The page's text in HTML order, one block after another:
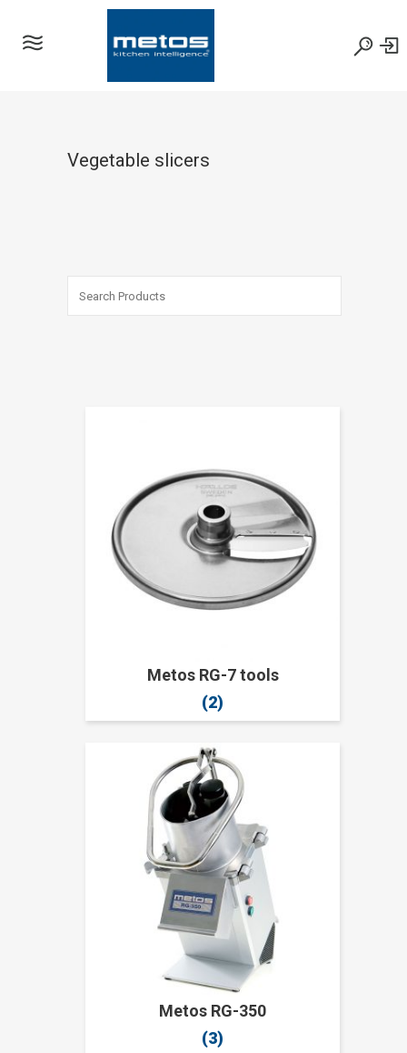
Vegetable slicers
Metos RG-7 tools
(2)
Metos RG-350
(3)